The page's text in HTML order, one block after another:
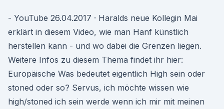
- YouTube 26.04.2017 · Haralds neue Kollegin Mai
erklärt in diesem Video, wie man Hanf künstlich
herstellen kann - und wo dabei die Grenzen liegen.
Weitere Infos zu diesem Thema findet ihr hier:
Europäische Was bedeutet eigentlich High sein oder
stoned oder so? Servus, ich möchte wissen wie
high/stoned ich sein werde wenn ich mir mit meinen